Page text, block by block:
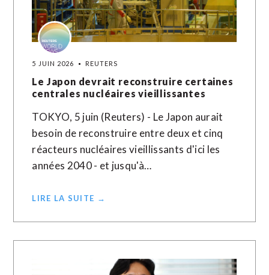
5 JUIN 2026 REUTERS
Le Japon devrait reconstruire certaines
centrales nucléaires vieillissantes
TOKYO, 5 juin (Reuters) - Le Japon aurait
besoin de reconstruire entre deux et cinq
réacteurs nucléaires vieillissants d'ici les
années 2040 - et jusqu'à…
LIRE LA SUITE →